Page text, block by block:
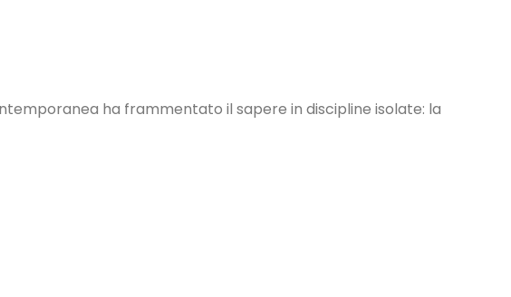
ha frammentato il sapere in discipline isolate: la